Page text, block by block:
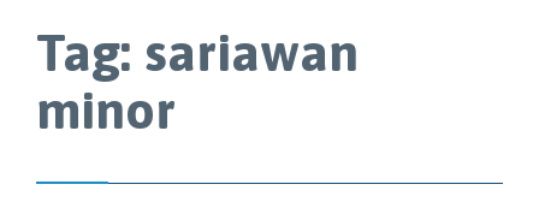
Tag: sariawan
minor